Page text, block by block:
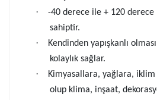
·
-40 derece ile + 120 derece
sahiptir.
·
Kendinden yapışkanlı
kolaylık sağlar.
·
Kimyasallara, yağlara, iklim
olup klima, inşaat,